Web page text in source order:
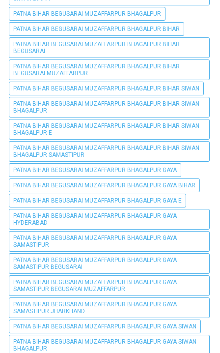
PATNA BIHAR BEGUSARAI MUZAFFARPUR BHAGALPUR
PATNA BIHAR BEGUSARAI MUZAFFARPUR BHAGALPUR BIHAR
PATNA BIHAR BEGUSARAI MUZAFFARPUR BHAGALPUR BIHAR
BEGUSARAI
PATNA BIHAR BEGUSARAI MUZAFFARPUR BHAGALPUR BIHAR
BEGUSARAI MUZAFFARPUR
PATNA BIHAR BEGUSARAI MUZAFFARPUR BHAGALPUR BIHAR SIWAN
PATNA BIHAR BEGUSARAI MUZAFFARPUR BHAGALPUR BIHAR SIWAN
BHAGALPUR
PATNA BIHAR BEGUSARAI MUZAFFARPUR BHAGALPUR BIHAR SIWAN
BHAGALPUR E
PATNA BIHAR BEGUSARAI MUZAFFARPUR BHAGALPUR BIHAR SIWAN
BHAGALPUR SAMASTIPUR
PATNA BIHAR BEGUSARAI MUZAFFARPUR BHAGALPUR GAYA
PATNA BIHAR BEGUSARAI MUZAFFARPUR BHAGALPUR GAYA BIHAR
PATNA BIHAR BEGUSARAI MUZAFFARPUR BHAGALPUR GAYA E
PATNA BIHAR BEGUSARAI MUZAFFARPUR BHAGALPUR GAYA
HYDERABAD
PATNA BIHAR BEGUSARAI MUZAFFARPUR BHAGALPUR GAYA
SAMASTIPUR
PATNA BIHAR BEGUSARAI MUZAFFARPUR BHAGALPUR GAYA
SAMASTIPUR BEGUSARAI
PATNA BIHAR BEGUSARAI MUZAFFARPUR BHAGALPUR GAYA
SAMASTIPUR BEGUSARAI MUZAFFARPUR
PATNA BIHAR BEGUSARAI MUZAFFARPUR BHAGALPUR GAYA
SAMASTIPUR JHARKHAND
PATNA BIHAR BEGUSARAI MUZAFFARPUR BHAGALPUR GAYA SIWAN
PATNA BIHAR BEGUSARAI MUZAFFARPUR BHAGALPUR GAYA SIWAN
BHAGALPUR